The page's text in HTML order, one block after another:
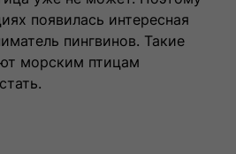
появилась интересная
пингвинов. Такие
морским птицам